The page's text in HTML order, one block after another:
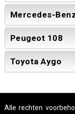
Mercedes-
Peugeot 108
Toyota Aygo
Alle rechten